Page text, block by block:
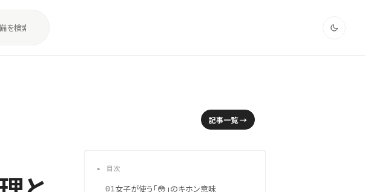
記事一覧 →
▸ 目次
01女子が使う「😳」のキホン意味